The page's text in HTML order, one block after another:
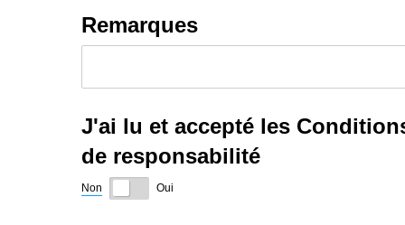
Remarques
J'ai lu et accepté les
de responsabilité
Non Oui